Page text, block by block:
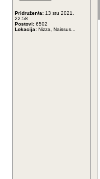
Pridružen/a: 13 stu 2021,
22:58
Postovi: 6502
Lokacija: Nizza, Naissus...